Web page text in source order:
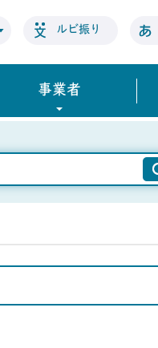
ルビ振り
事業者